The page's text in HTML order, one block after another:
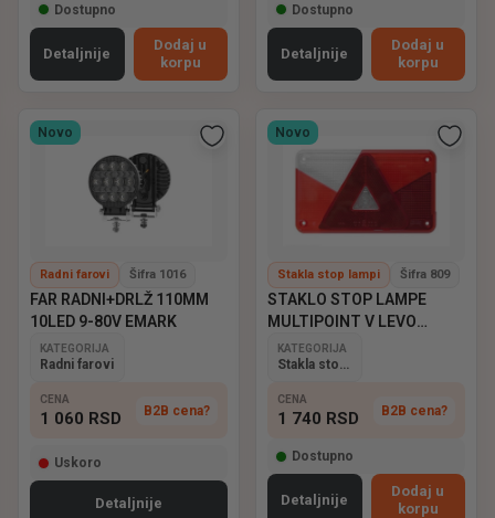
Dostupno
Detaljnije
Dodaj u
korpu
Dostupno
Detaljnije
Dodaj u
korpu
Novo
Radni farovi Šifra 1016
FAR RADNI+DRLŽ 110MM
10LED 9-80V EMARK
KATEGORIJA
Radni farovi
CENA
1 060 RSD B2B cena?
Uskoro
Detaljnije
Novo
Stakla stop lampi Šifra 809
STAKLO STOP LAMPE
MULTIPOINT V LEVO
ASPOCK
KATEGORIJA
Stakla stop lampi
CENA
1 740 RSD B2B cena?
Dostupno
Detaljnije
Dodaj u
korpu